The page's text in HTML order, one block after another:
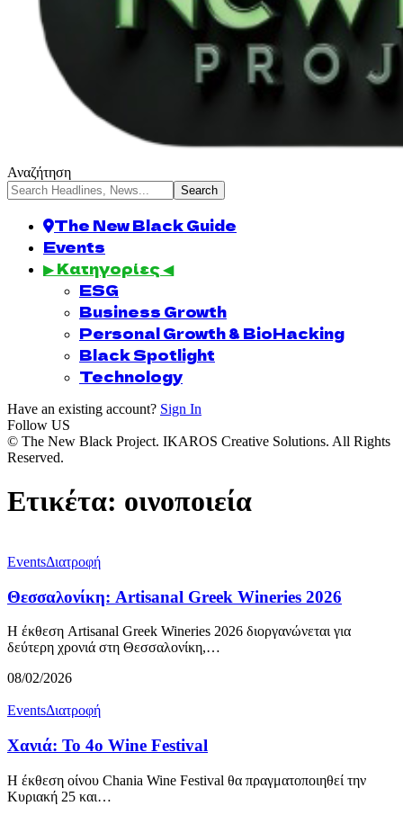
Αναζήτηση
The New Black Guide
Events
▶ Κατηγορίες ◀
ESG
Business Growth
Personal Growth & BioHacking
Black Spotlight
Technology
Have an existing account? Sign In
Follow US
© The New Black Project. IKAROS Creative Solutions. All Rights
Reserved.
Ετικέτα: οινοποιεία
EventsΔιατροφή
Θεσσαλονίκη: Artisanal Greek Wineries 2026
H έκθεση Artisanal Greek Wineries 2026 διοργανώνεται για
δεύτερη χρονιά στη Θεσσαλονίκη,…
08/02/2026
EventsΔιατροφή
Χανιά: Το 4ο Wine Festival
Η έκθεση οίνου Chania Wine Festival θα πραγματοποιηθεί την
Κυριακή 25 και…